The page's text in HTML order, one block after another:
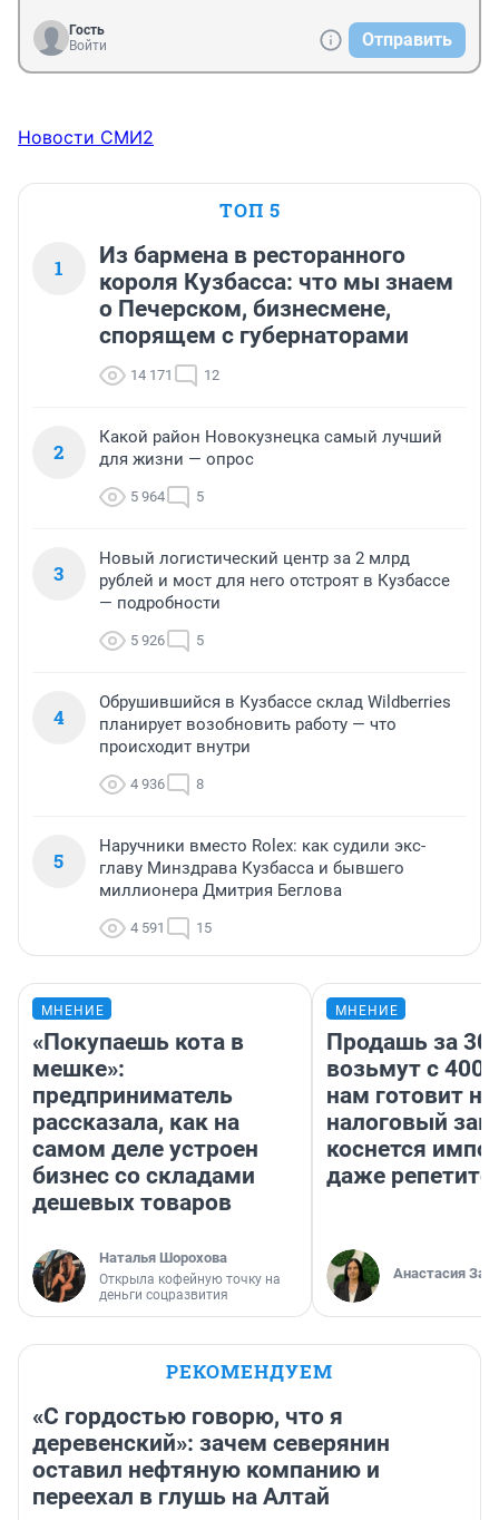
Гость
Войти
Отправить
Новости СМИ2
ТОП 5
1
Из бармена в ресторанного
короля Кузбасса: что мы знаем
о Печерском, бизнесмене,
спорящем с губернаторами
14 171 12
2
Какой район Новокузнецка самый лучший
для жизни — опрос
5 964 5
3
Новый логистический центр за 2 млрд
рублей и мост для него отстроят в Кузбассе
— подробности
5 926 5
4
Обрушившийся в Кузбассе склад Wildberries
планирует возобновить работу — что
происходит внутри
4 936 8
5
Наручники вместо Rolex: как судили экс-
главу Минздрава Кузбасса и бывшего
миллионера Дмитрия Беглова
4 591 15
МНЕНИЕ
«Покупаешь кота в
мешке»:
предприниматель
рассказала, как на
самом деле устроен
бизнес со складами
дешевых товаров
Наталья Шорохова
Открыла кофейную точку на
деньги соцразвития
МНЕНИЕ
Продашь за
возьмут с
нам готовит
налоговый
коснется
даже
Анастасия
РЕКОМЕНДУЕМ
«С гордостью говорю, что я
деревенский»: зачем северянин
оставил нефтяную компанию и
переехал в глушь на Алтай